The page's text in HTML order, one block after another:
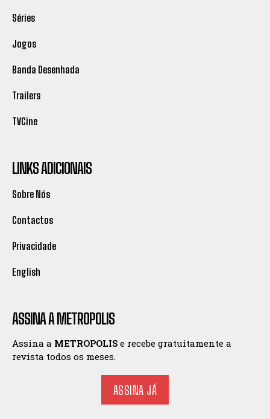
Séries
Jogos
Banda Desenhada
Trailers
TVCine
LINKS ADICIONAIS
Sobre Nós
Contactos
Privacidade
English
ASSINA A METROPOLIS
Assina a METROPOLIS e recebe gratuitamente a
revista todos os meses.
ASSINA JÁ